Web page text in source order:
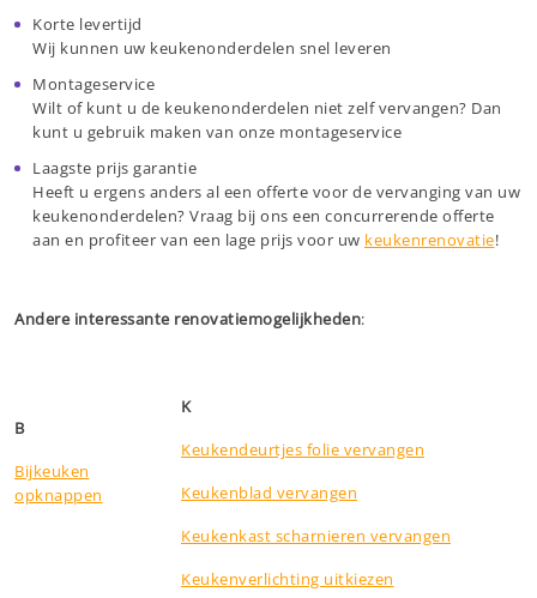
Korte levertijd
Wij kunnen uw keukenonderdelen snel leveren
Montageservice
Wilt of kunt u de keukenonderdelen niet zelf vervangen? Dan
kunt u gebruik maken van onze montageservice
Laagste prijs garantie
Heeft u ergens anders al een offerte voor de vervanging van uw
keukenonderdelen? Vraag bij ons een concurrerende offerte
aan en profiteer van een lage prijs voor uw keukenrenovatie!
Andere interessante renovatiemogelijkheden:
B
Bijkeuken
opknappen
K
Keukendeurtjes folie vervangen
Keukenblad vervangen
Keukenkast scharnieren vervangen
Keukenverlichting uitkiezen